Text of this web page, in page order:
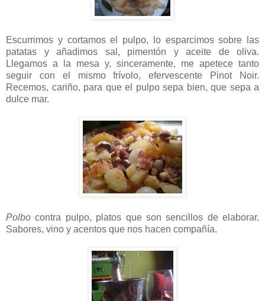
Escurrimos y cortamos el pulpo, lo esparcimos sobre las
patatas y añadimos sal, pimentón y aceite de oliva.
Llegamos a la mesa y, sinceramente, me apetece tanto
seguir con el mismo frívolo, efervescente Pinot Noir.
Recemos, cariño, para que el pulpo sepa bien, que sepa a
dulce mar.
Polbo contra pulpo, platos que son sencillos de elaborar.
Sabores, vino y acentos que nos hacen compañía.